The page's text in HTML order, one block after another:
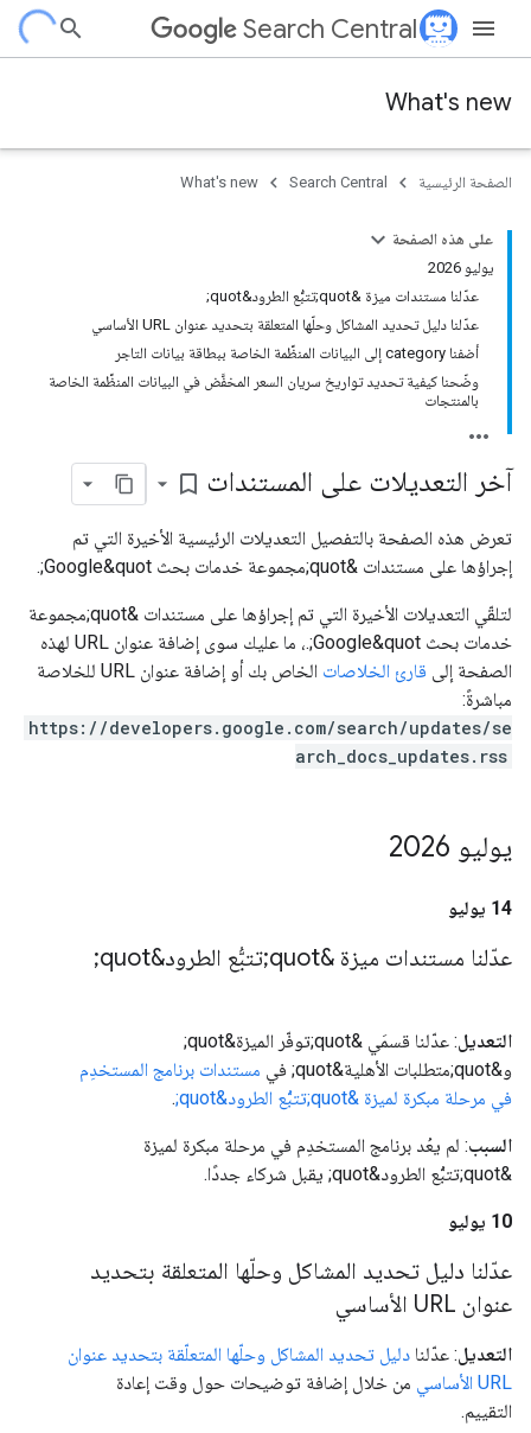
Search Central
What's new
الصفحة الرئيسية Search Central
What's new
على هذه الصفحة
يوليو 2026
عدّلنا مستندات ميزة &quot;تتبُّع الطرود&quot;
عدّلنا دليل تحديد المشاكل وحلّها المتعلقة بتحديد عنوان URL الأساسي
أضفنا category إلى البيانات المنظَّمة الخاصة ببطاقة بيانات التاجر
وضّحنا كيفية تحديد تواريخ سريان السعر المخفَّض في البيانات المنظَّمة الخاصة
بالمنتجات
آخر التعديلات على المستندات bookmark_border
تعرض هذه الصفحة بالتفصيل التعديلات الرئيسية الأخيرة التي تم
إجراؤها على مستندات &quot;مجموعة خدمات بحث Google&quot;.
لتلقّي التعديلات الأخيرة التي تم إجراؤها على مستندات &quot;مجموعة
خدمات بحث Google&quot;.، ما عليك سوى إضافة عنوان URL لهذه
الصفحة إلى قارئ الخلاصات
الخاص بك أو إضافة عنوان URL للخلاصة
مباشرةً:
https://developers.google.com/search/updates/se
arch_docs_updates.rss
يوليو 2026
‫14 يوليو
عدّلنا مستندات ميزة &quot;تتبُّع الطرود&quot;
التعديل
: عدّلنا قسمَي &quot;توفّر الميزة&quot;
و&quot;متطلبات الأهلية&quot; في
مستندات برنامج المستخدِم
في مرحلة مبكرة لميزة &quot;تتبُّع الطرود&quot;
.
السبب: لم يعُد برنامج المستخدِم في مرحلة مبكرة لميزة
&quot;تتبُّع الطرود&quot; يقبل شركاء جددًا.
‫10 يوليو
عدّلنا دليل تحديد المشاكل وحلّها المتعلقة بتحديد
عنوان URL الأساسي
التعديل: عدّلنا دليل تحديد المشاكل وحلّها المتعلّقة بتحديد عنوان
URL الأساسي
من خلال إضافة توضيحات حول وقت إعادة
التقييم.